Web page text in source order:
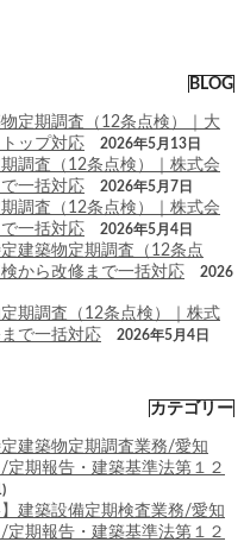
BLOG
定期調査（12条点検）｜大
ップ対応
2026年5月13日
調査（12条点検）｜株式会
一括対応
2026年5月7日
調査（12条点検）｜株式会
一括対応
2026年5月4日
建築物定期調査（12条点
から改修まで一括対応
2026
期調査（12条点検）｜株式
で一括対応
2026年5月4日
カテゴリー
建築物定期調査業務/愛知
期報告・建築基準法第１２
建築設備定期検査業務/愛知
期報告・建築基準法第１２